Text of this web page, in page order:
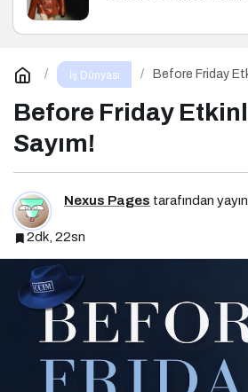
İş Dünyası Before Friday
Before Friday
Sayım!
Nexus Pages tarafından
2dk, 22sn